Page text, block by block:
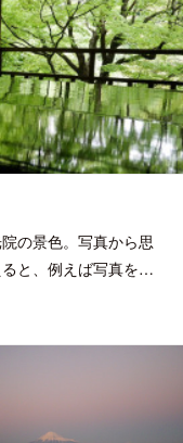
の景色。写真から思
と、例えば写真を…